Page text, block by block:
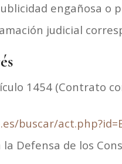
engañosa o
judicial
1454 (Contrato
buscar/
Defensa de los